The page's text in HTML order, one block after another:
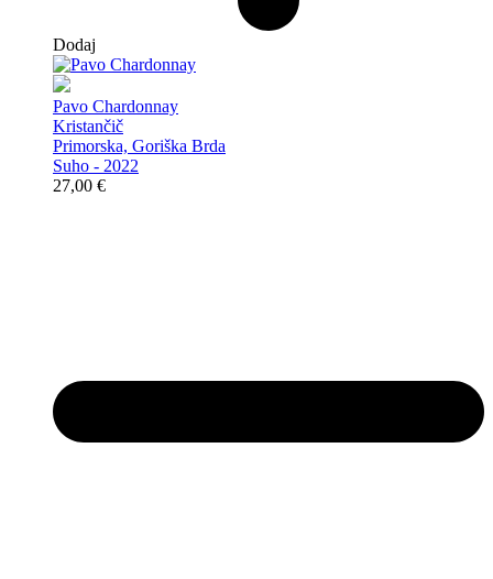
Dodaj
Pavo Chardonnay
Kristančič
Primorska, Goriška Brda
Suho - 2022
27,00 €